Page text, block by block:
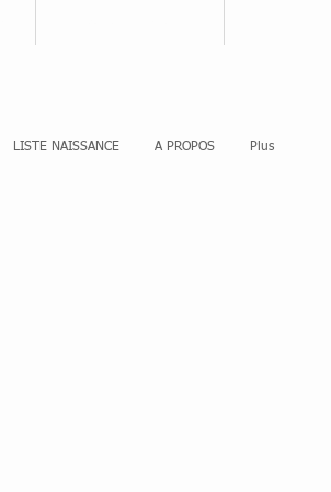
LISTE NAISSANCE A PROPOS Plus